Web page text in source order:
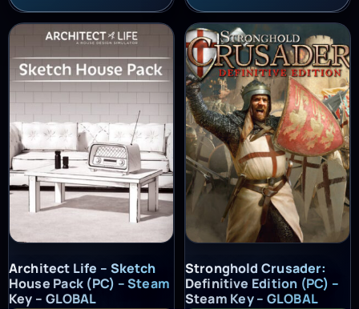
Architect Life – Sketch House Pack (PC) – Steam Key – GLOBAL
Architect Life – Sketch
House Pack (PC) – Steam
Key – GLOBAL
Stronghold Crusader: Definitive
Stronghold Crusader:
Definitive Edition (PC) –
Steam Key – GLOBAL